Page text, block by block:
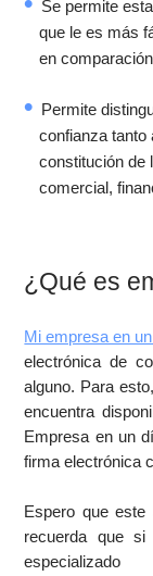
Se permite
que le es más
en
Permite
confianza
constitución de
comercial,
¿Qué es
Mi empresa en
electrónica de
alguno. Para
encuentra
Empresa en un
firma electrónica
Espero que
recuerda que